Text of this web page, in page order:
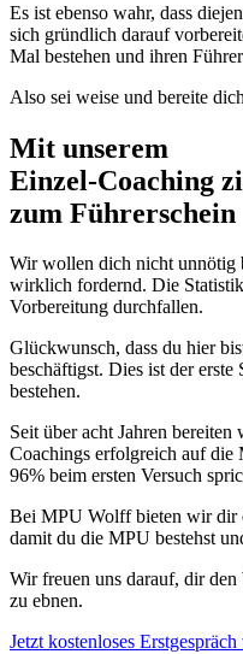
Es ist ebenso wahr, dass
sich gründlich darauf
Mal bestehen und ihren
Also sei weise und bereite
Mit unserem
Einzel-Coaching
zum Führerschein
Wir wollen dich nicht unnötig
wirklich fordernd. Die
Vorbereitung durchfallen.
Glückwunsch, dass du hier
beschäftigst. Dies ist der
bestehen.
Seit über acht Jahren
Coachings erfolgreich auf
96% beim ersten Versuch
Bei MPU Wolff bieten wir dir
damit du die MPU bestehst
Wir freuen uns darauf, dir
zu ebnen.
Jetzt kostenloses